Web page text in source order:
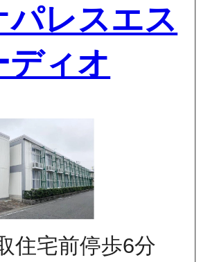
パレスエス
ディオ
住宅前停歩6分